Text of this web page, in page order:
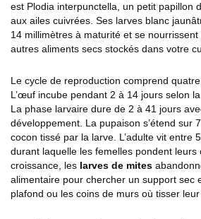
est Plodia interpunctella, un petit papillon
aux ailes cuivrées. Ses larves blanc
14 millimètres à maturité et se
autres aliments secs stockés dans votre
Le cycle de reproduction comprend
L’œuf incube pendant 2 à 14 jours selon
La phase larvaire dure de 2 à 41 jours
développement. La pupaison s’étend sur
cocon tissé par la larve. L’adulte vit entre
durant laquelle les femelles pondent
croissance, les larves de mites
alimentaire pour chercher un support sec
plafond ou les coins de murs où tisser leur